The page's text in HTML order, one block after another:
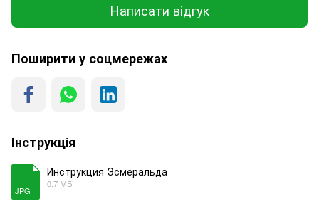
Написати відгук
Поширити у соцмережах
Інструкція
JPG
Инструкция Эсмеральда
0.7 МБ